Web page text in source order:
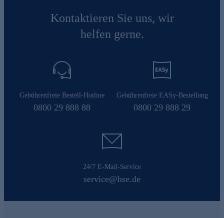
Kontaktieren Sie uns, wir
helfen gerne.
Gebührenfreie Bestell-Hotline
0800 29 888 88
Gebührenfreie EASy-Bestellung
0800 29 888 29
24/7 E-Mail-Service
service@hse.de